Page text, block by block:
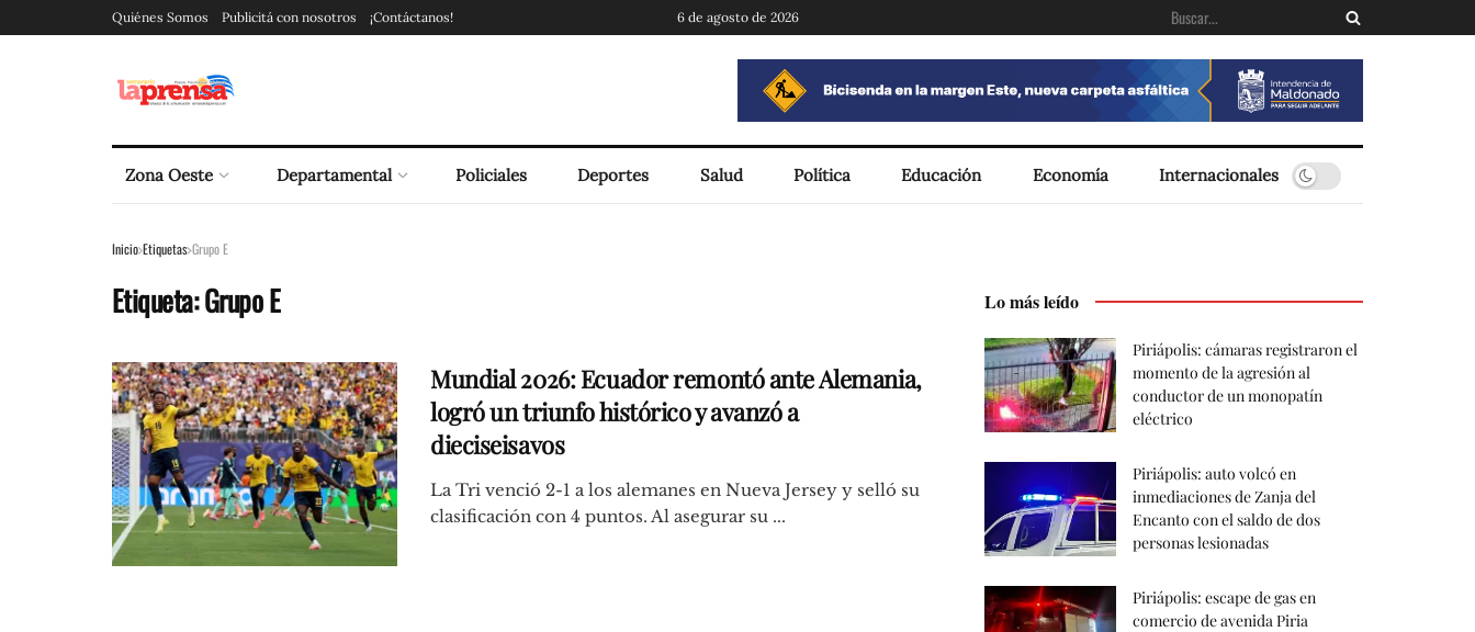
Quiénes Somos Publicitá con nosotros ¡Contáctanos! 6 de agosto de 2026
Zona Oeste Departamental Policiales Deportes Salud Política Educación Economía Internacionales
Inicio Etiquetas Grupo E
Etiqueta:Grupo E
Mundial 2026: Ecuador remontó ante Alemania,
logró un triunfo histórico y avanzó a
dieciseisavos
La Tri venció 2-1 a los alemanes en Nueva Jersey y selló su
clasificación con 4 puntos. Al asegurar su ...
Lo más leído
Piriápolis: cámaras registraron el
momento de la agresión al
conductor de un monopatín
eléctrico
Piriápolis: auto volcó en
inmediaciones de Zanja del
Encanto con el saldo de dos
personas lesionadas
Piriápolis: escape de gas en
comercio de avenida Piria